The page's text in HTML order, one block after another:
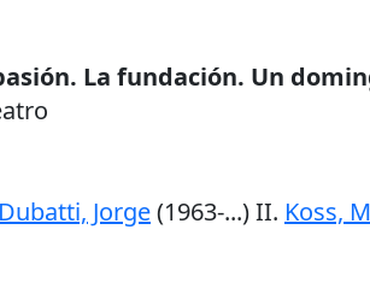
La fundación. Un
Dubatti, Jorge(1963-...) II. Koss,